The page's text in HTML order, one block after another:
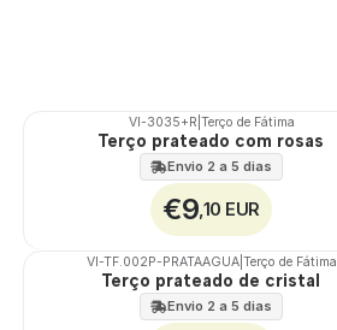
VI-3035+R Terço de Fátima
Terço prateado com rosas
Envio 2 a 5 dias
€9 ,10 EUR
VI-TF.002P-PRATAAGUA| Terço de Fátima
Terço prateado de cristal
Envio 2 a 5 dias